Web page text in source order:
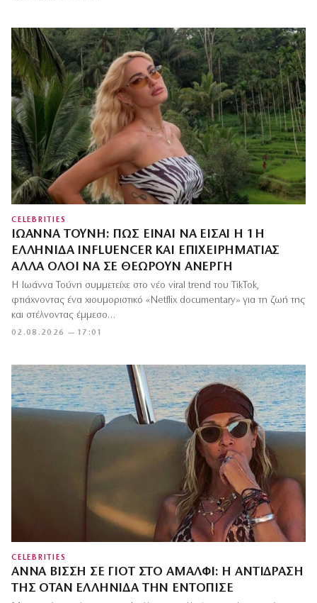
CELEBRITIES
ΙΩΆΝΝΑ ΤΟΎΝΗ: ΠΏΣ ΕΊΝΑΙ ΝΑ ΕΊΣΑΙ Η 1Η
ΕΛΛΗΝΊΔΑ INFLUENCER ΚΑΙ ΕΠΙΧΕΙΡΗΜΑΤΊΑΣ
ΑΛΛΆ ΌΛΟΙ ΝΑ ΣΕ ΘΕΩΡΟΎΝ ΆΝΕΡΓΗ
02.08.2026 — 17:01
Η Ιωάννα Τούνη συμμετείχε στο νέο viral trend του TikTok,
φτιάχνοντας ένα χιουμοριστικό «Netflix documentary» για τη ζωή της
και στέλνοντας έμμεσο…
CELEBRITIES
ΆΝΝΑ ΒΊΣΣΗ ΣΕ ΓΙΟΤ ΣΤΟ ΑΜΆΛΦΙ: Η ΑΝΤΊΔΡΑΣΉ
ΤΗΣ ΌΤΑΝ ΕΛΛΗΝΊΔΑ ΤΗΝ ΕΝΤΌΠΙΣΕ